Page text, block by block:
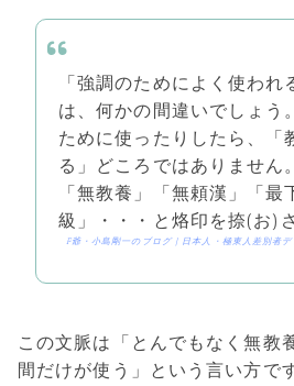
「強調のためによく使われ
は、何かの間違いでしょう
ために使ったりしたら、「
る」どころではありません
「無教養」「無頼漢」「最
級」・・・と烙印を捺(お)
F爺・小島剛一のブログ | 日本人・極東人差別者
この文脈は「とんでもなく無教
間だけが使う」という言い方で